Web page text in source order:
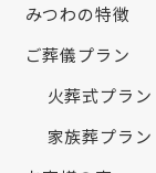
みつわの特徴
ご葬儀プラン
火葬式プラン
家族葬プラン